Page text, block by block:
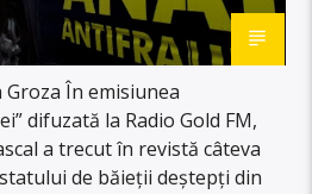
În emisiunea
difuzată la Radio Gold FM,
a trecut în revistă câteva
de băieții deștepți din